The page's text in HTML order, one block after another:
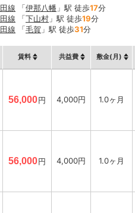
線 「伊那八幡 」駅 徒歩17分
線 「下山村 」駅 徒歩19分
線 「毛賀 」駅 徒歩31分
賃料 共益費 敷金(月)
56,000円 4,000円 1.0ヶ月
56,000円 4,000円 1.0ヶ月